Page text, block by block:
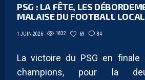
PSG : LA FÊTE, LES
MALAISE DU FOOTBALL LOCAL
1 JUIN 2026 1832 69 84
La victoire du PSG en finale
champions, pour la